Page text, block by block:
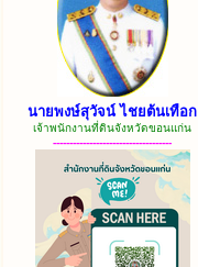
นายพงษ์สุวัจน์ ไชยต้นเทือก
เจ้าพนักงานที่ดินจังหวัดขอนแก่น
------------------------------------